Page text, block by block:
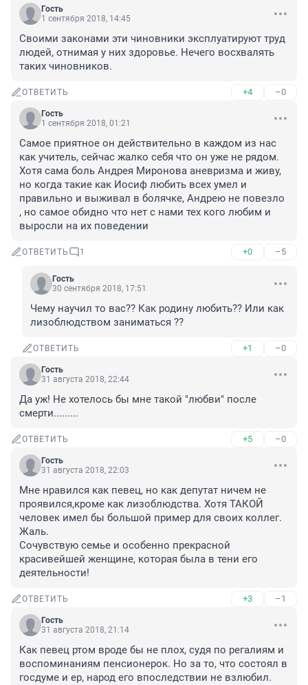
Гость
1 сентября 2018, 14:45
Своими законами эти чиновники эксплуатируют труд
людей, отнимая у них здоровье. Нечего восхвалять
таких чиновников.
ОТВЕТИТЬ +4 –0
Гость
1 сентября 2018, 01:21
Самое приятное он действительно в каждом из нас
как учитель, сейчас жалко себя что он уже не рядом.
Хотя сама боль Андрея Миронова аневризма и живу,
но когда такие как Иосиф любить всех умел и
правильно и выживал в болячке, Андрею не повезло
, но самое обидно что нет с нами тех кого любим и
выросли на их поведении
ОТВЕТИТЬ 1 +0 –5
Гость
30 сентября 2018, 17:51
Чему научил то вас?? Как родину любить?? Или как
лизоблюдством заниматься ??
ОТВЕТИТЬ +1 –0
Гость
31 августа 2018, 22:44
Да уж! Не хотелось бы мне такой "любви" после
смерти.........
ОТВЕТИТЬ +5 –0
Гость
31 августа 2018, 22:03
Мне нравился как певец, но как депутат ничем не
проявился,кроме как лизоблюдства. Хотя ТАКОЙ
человек имел бы большой пример для своих коллег.
Жаль.
Сочувствую семье и особенно прекрасной
красивейшей женщине, которая была в тени его
деятельности!
ОТВЕТИТЬ +3 –1
Гость
31 августа 2018, 21:14
Как певец ртом вроде бы не плох, судя по регалиям и
воспоминаниям пенсионерок. Но за то, что состоял в
госдуме и ер, народ его впоследствии не взлюбил.